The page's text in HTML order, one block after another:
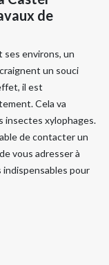
de
ses environs, un
un souci
il est
Cela va
insectes xylophages.
de contacter un
vous adresser à
pour